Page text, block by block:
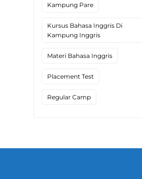
Kampung Pare
Kursus Bahasa Inggris Di
Kampung Inggris
Materi Bahasa Inggris
Placement Test
Regular Camp